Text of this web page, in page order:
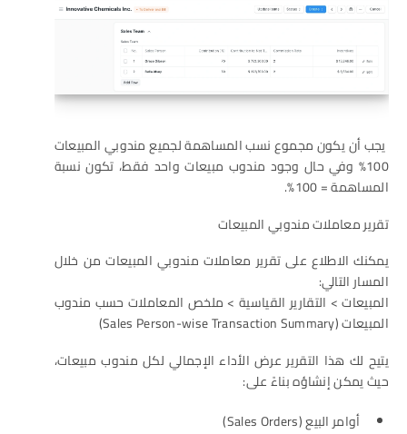
يجب أن يكون مجموع نسب المساهمة لجميع مندوبي المبيعات
100% وفي حال وجود مندوب مبيعات واحد فقط، تكون نسبة
المساهمة = 100%.
تقرير معاملات مندوبي المبيعات
يمكنك الاطلاع على تقرير معاملات مندوبي المبيعات من خلال
المسار التالي:
المبيعات > التقارير القياسية > ملخص المعاملات حسب مندوب
المبيعات (Sales Person-wise Transaction Summary)
يتيح لك هذا التقرير عرض الأداء الإجمالي لكل مندوب مبيعات،
حيث يمكن إنشاؤه بناءً على:
أوامر البيع (Sales Orders)